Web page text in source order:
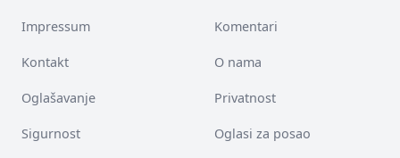
Impressum Komentari
Kontakt O nama
Oglašavanje Privatnost
Sigurnost Oglasi za posao